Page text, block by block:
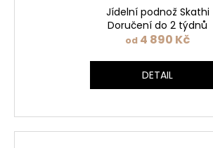
Jídelní podnož Skathi
Doručení do 2 týdnů
od 4 890 Kč
DETAIL